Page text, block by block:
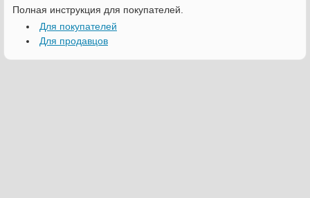
Полная инструкция для покупателей.
Для покупателей
Для продавцов